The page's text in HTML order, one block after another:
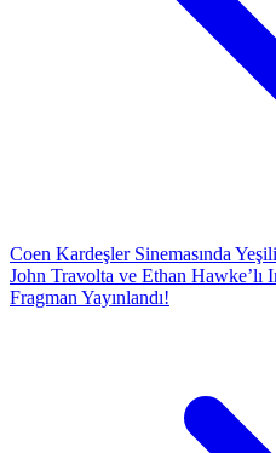
Coen Kardeşler Sinemasında
John Travolta ve Ethan Hawke’lı
Fragman Yayınlandı!